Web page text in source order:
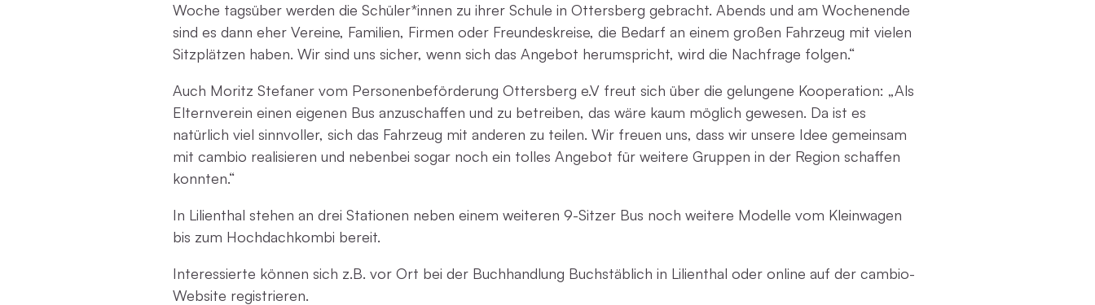
Woche tagsüber werden die Schüler*innen zu ihrer Schule in Ottersberg gebracht. Abends und am Wochenende
sind es dann eher Vereine, Familien, Firmen oder Freundeskreise, die Bedarf an einem großen Fahrzeug mit vielen
Sitzplätzen haben. Wir sind uns sicher, wenn sich das Angebot herumspricht, wird die Nachfrage folgen.“
Auch Moritz Stefaner vom Personenbeförderung Ottersberg e.V freut sich über die gelungene Kooperation: „Als
Elternverein einen eigenen Bus anzuschaffen und zu betreiben, das wäre kaum möglich gewesen. Da ist es
natürlich viel sinnvoller, sich das Fahrzeug mit anderen zu teilen. Wir freuen uns, dass wir unsere Idee gemeinsam
mit cambio realisieren und nebenbei sogar noch ein tolles Angebot für weitere Gruppen in der Region schaffen
konnten.“
In Lilienthal stehen an drei Stationen neben einem weiteren 9-Sitzer Bus noch weitere Modelle vom Kleinwagen
bis zum Hochdachkombi bereit.
Interessierte können sich z.B. vor Ort bei der Buchhandlung Buchstäblich in Lilienthal oder online auf der cambio-
Website registrieren.